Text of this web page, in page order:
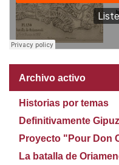
Archivo activo
Historias por temas
Definitivamente
Proyecto "Pour Don
La batalla de